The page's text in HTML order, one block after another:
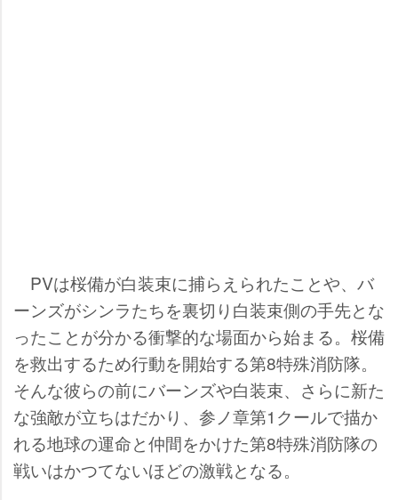
PVは桜備が白装束に捕らえられたことや、バ
ーンズがシンラたちを裏切り白装束側の手先とな
ったことが分かる衝撃的な場面から始まる。桜備
を救出するため行動を開始する第8特殊消防隊。
そんな彼らの前にバーンズや白装束、さらに新た
な強敵が立ちはだかり、参ノ章第1クールで描か
れる地球の運命と仲間をかけた第8特殊消防隊の
戦いはかつてないほどの激戦となる。